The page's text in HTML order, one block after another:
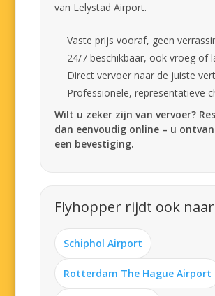
van Lelystad Airport.
Vaste prijs vooraf, geen
24/7 beschikbaar, ook vroeg of
Direct vervoer naar de juiste
Professionele, representatieve
Wilt u zeker zijn van vervoer?
dan eenvoudig online – u
een bevestiging.
Flyhopper rijdt ook naar
Schiphol Airport
Rotterdam The Hague Airport